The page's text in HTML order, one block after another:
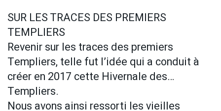
SUR LES TRACES DES PREMIERS
TEMPLIERS
Revenir sur les traces des premiers
Templiers, telle fut l’idée qui a conduit à
créer en 2017 cette Hivernale des…
Templiers.
Nous avons ainsi ressorti les vieilles